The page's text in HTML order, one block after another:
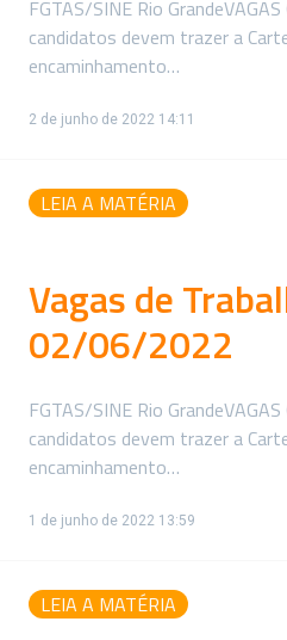
FGTAS/SINE Rio
candidatos devem trazer a
encaminhamento…
2 de junho de 2022 14:11
LEIA A MATÉRIA
Vagas de
02/06/2022
FGTAS/SINE Rio
candidatos devem trazer a
encaminhamento…
1 de junho de 2022 13:59
LEIA A MATÉRIA